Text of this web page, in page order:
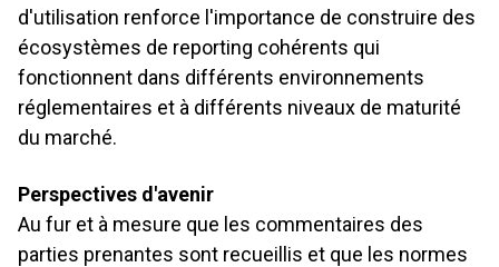
d'utilisation renforce l'importance de construire des
écosystèmes de reporting cohérents qui
fonctionnent dans différents environnements
réglementaires et à différents niveaux de maturité
du marché.
Perspectives d'avenir
Au fur et à mesure que les commentaires des
parties prenantes sont recueillis et que les normes